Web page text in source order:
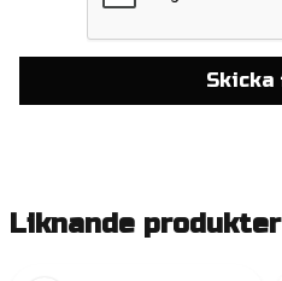
Skicka
Liknande produkter